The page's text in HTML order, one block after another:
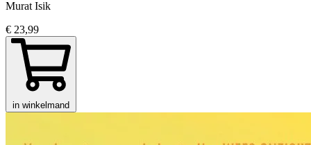
Murat Isik
€ 23,99
in winkelmand